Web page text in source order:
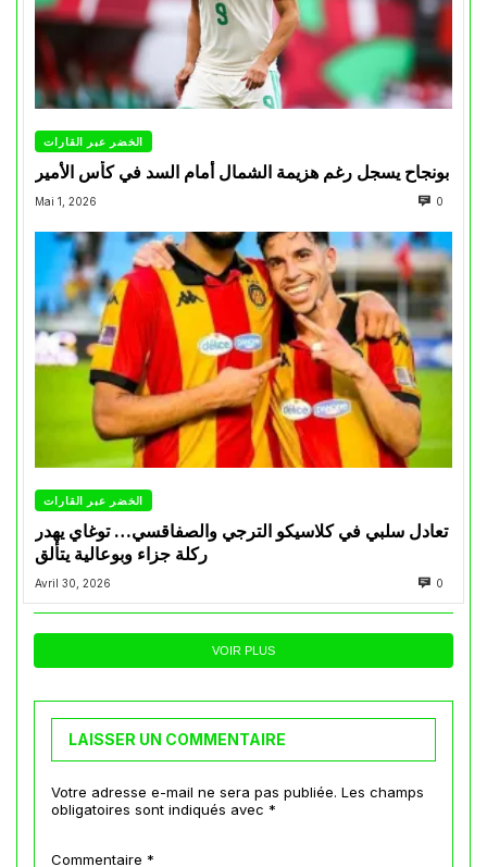
الخضر عبر القارات
بونجاح يسجل رغم هزيمة الشمال أمام السد في كأس الأمير
Mai 1, 2026 0
الخضر عبر القارات
تعادل سلبي في كلاسيكو الترجي والصفاقسي… توغاي يهدر
ركلة جزاء وبوعالية يتألق
Avril 30, 2026 0
VOIR PLUS
LAISSER UN COMMENTAIRE
Votre adresse e-mail ne sera pas publiée. Les champs
obligatoires sont indiqués avec *
Commentaire *